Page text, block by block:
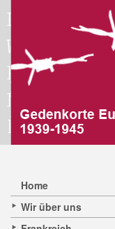
Home
Wir über uns